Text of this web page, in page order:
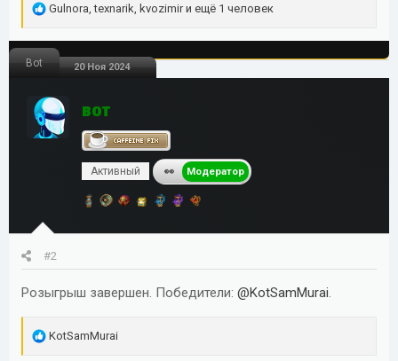
Р
а
к
и
и
Gulnora,texnarik, kvozimirи ещё 1 человек
Bot 20 Ноя 2024
BOT
Активный Модератор
#2
Розыгрыш завершен. Победители: @KotSamMurai.
Р
KotSamMurai